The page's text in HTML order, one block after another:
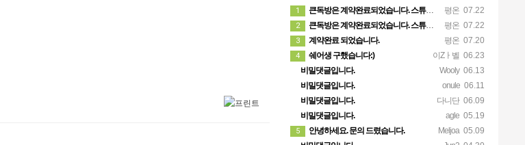
평온 07.22
1
큰독방은 계약완료되었습니다. 스튜디오같은 가장큰방을 2인동시 또는 혼자서 큰독방으로도 즉시입주 가능합니다.
평온 07.22
2
큰독방은 계약완료되었습니다. 스튜디오같은 가장큰방을 2인동시 또는 혼자서 큰독방으로도 즉시입주 가능합니다.
평온 07.20
3
계약완료 되었습니다.
이Zㅏ벨 06.23
4
쉐어생 구했습니다:)
Wooly 06.13
비밀댓글입니다.
onule 06.11
비밀댓글입니다.
다니단 06.09
비밀댓글입니다.
agle 05.19
비밀댓글입니다.
Meljoa 05.09
5
안녕하세요. 문의 드렸습니다.